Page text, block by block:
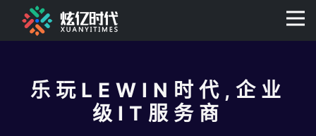
乐玩LEWIN时代,企业
级IT服务商